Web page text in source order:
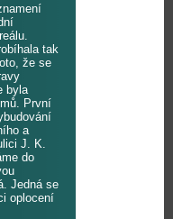
tak
že se
byla
První
a
J. K.
do
Jedná se
oplocení